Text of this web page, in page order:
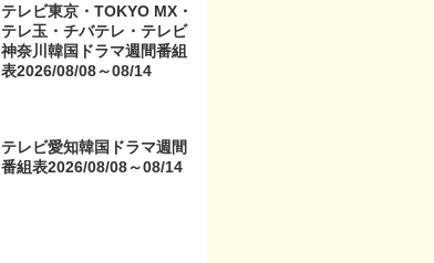
テレビ東京・TOKYO MX・
テレ玉・チバテレ・テレビ
神奈川韓国ドラマ週間番組
表2026/08/08～08/14
テレビ愛知韓国ドラマ週間
番組表2026/08/08～08/14